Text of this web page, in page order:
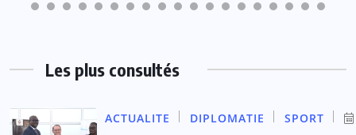
Les plus consultés
ACTUALITE DIPLOMATIE SPORT